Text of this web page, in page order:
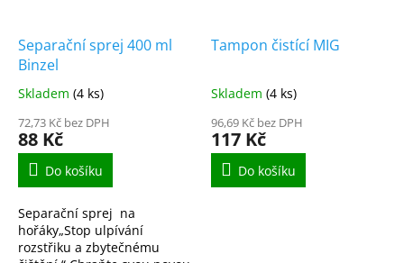
Separační sprej 400 ml
Binzel
Skladem (4 ks)
72,73 Kč bez DPH
88 Kč
Do košíku
Separační sprej na
hořáky„Stop ulpívání
rozstřiku a zbytečnému
Tampon čistící MIG
Skladem (4 ks)
96,69 Kč bez DPH
117 Kč
Do košíku